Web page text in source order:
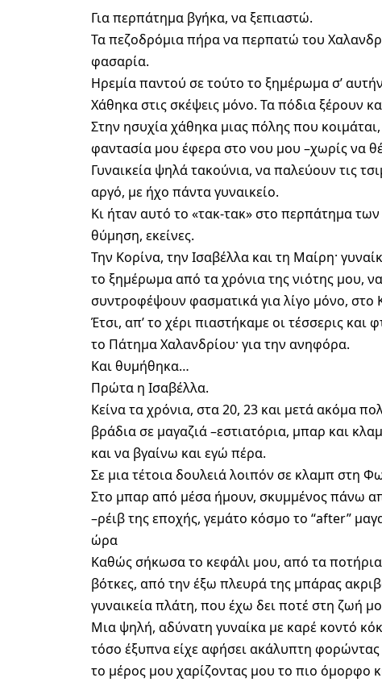
Για περπάτημα βγήκα, να ξεπιαστώ.
Τα πεζοδρόμια πήρα να περπατώ του
φασαρία.
Ηρεμία παντού σε τούτο το ξημέρωμα σ’
Χάθηκα στις σκέψεις μόνο. Τα πόδια ξέρουν
Στην ησυχία χάθηκα μιας πόλης που
φαντασία μου έφερα στο νου μου –χωρίς να
Γυναικεία ψηλά τακούνια, να παλεύουν τις
αργό, με ήχο πάντα γυναικείο.
Κι ήταν αυτό το «τακ-τακ» στο περπάτημα
θύμηση, εκείνες.
Την Κορίνα, την Ισαβέλλα και τη Μαίρη·
το ξημέρωμα από τα χρόνια της νιότης μου,
συντροφέψουν φασματικά για λίγο μόνο, στο
Έτσι, απ’ το χέρι πιαστήκαμε οι τέσσερις
το Πάτημα Χαλανδρίου· για την ανηφόρα.
Και θυμήθηκα…
Πρώτα η Ισαβέλλα.
Κείνα τα χρόνια, στα 20, 23 και μετά ακόμα
βράδια σε μαγαζιά –εστιατόρια, μπαρ και
και να βγαίνω και εγώ πέρα.
Σε μια τέτοια δουλειά λοιπόν σε κλαμπ στη
Στο μπαρ από μέσα ήμουν, σκυμμένος πάνω
–ρέιβ της εποχής, γεμάτο κόσμο το “after”
ώρα
Καθώς σήκωσα το κεφάλι μου, από τα ποτήρια
βότκες, από την έξω πλευρά της μπάρας
γυναικεία πλάτη, που έχω δει ποτέ στη ζωή
Μια ψηλή, αδύνατη γυναίκα με καρέ κοντό
τόσο έξυπνα είχε αφήσει ακάλυπτη
το μέρος μου χαρίζοντας μου το πιο όμορφο